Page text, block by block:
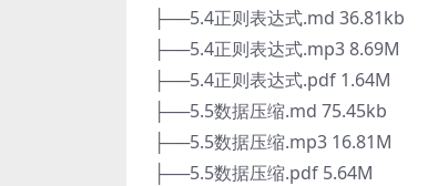
├──5.4正则表达式.md 36.81kb
├──5.4正则表达式.mp3 8.69M
├──5.4正则表达式.pdf 1.64M
├──5.5数据压缩.md 75.45kb
├──5.5数据压缩.mp3 16.81M
├──5.5数据压缩.pdf 5.64M